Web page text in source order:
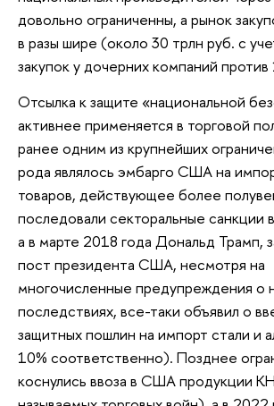
довольно ограниченны, а рынок
в разы шире (около 30 трлн руб. с
закупок у дочерних компаний
Отсылка к защите «национальной
активнее применяется в торговой
ранее одним из крупнейших
рода являлось эмбарго США на
товаров, действующее более
последовали секторальные санкции
а в марте 2018 года Дональд Трамп,
пост президента США, несмотря на
многочисленные предупреждения о
последствиях, все-таки объявил о
защитных пошлин на импорт стали и
10% соответственно). Позднее
коснулись ввоза в США продукции